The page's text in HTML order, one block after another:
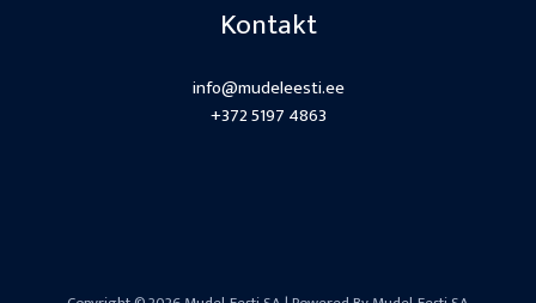
Kontakt
info@mudeleesti.ee
+372 5197 4863